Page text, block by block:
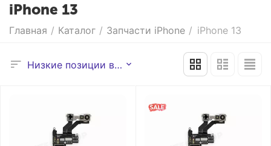
iPhone 13
Главная / Каталог / Запчасти iPhone / iPhone 13
Низкие позиции выше